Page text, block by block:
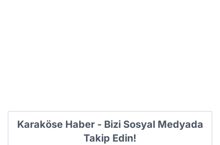
Karaköse Haber - Bizi Sosyal Medyada
Takip Edin!